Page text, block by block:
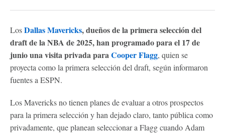
LosDallas Mavericks, dueños de la primera selección del
draft de la NBA de 2025, han programado para el 17 de
junio una visita privada paraCooper Flagg, quien se
proyecta como la primera selección del draft, según informaron
fuentes a ESPN.
Los Mavericks no tienen planes de evaluar a otros prospectos
para la primera selección y han dejado claro, tanto pública como
privadamente, que planean seleccionar a Flagg cuando Adam